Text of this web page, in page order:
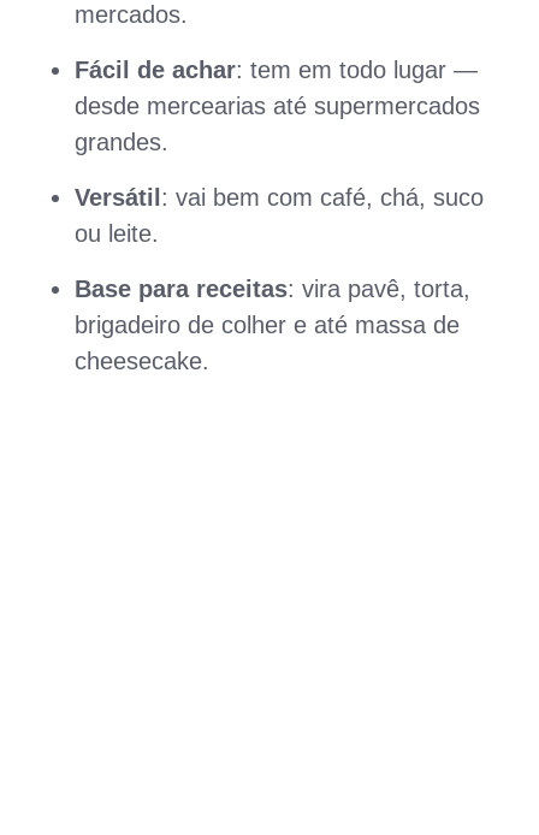
mercados.
Fácil de achar: tem em todo lugar —
desde mercearias até supermercados
grandes.
Versátil : vai bem com café, chá, suco
ou leite.
Base para receitas: vira pavê, torta,
brigadeiro de colher e até massa de
cheesecake.